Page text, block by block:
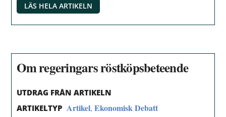
LÄS HELA ARTIKELN
Om regeringars röstköpsbeteende
UTDRAG FRÅN ARTIKELN
ARTIKELTYP Artikel,Ekonomisk Debatt